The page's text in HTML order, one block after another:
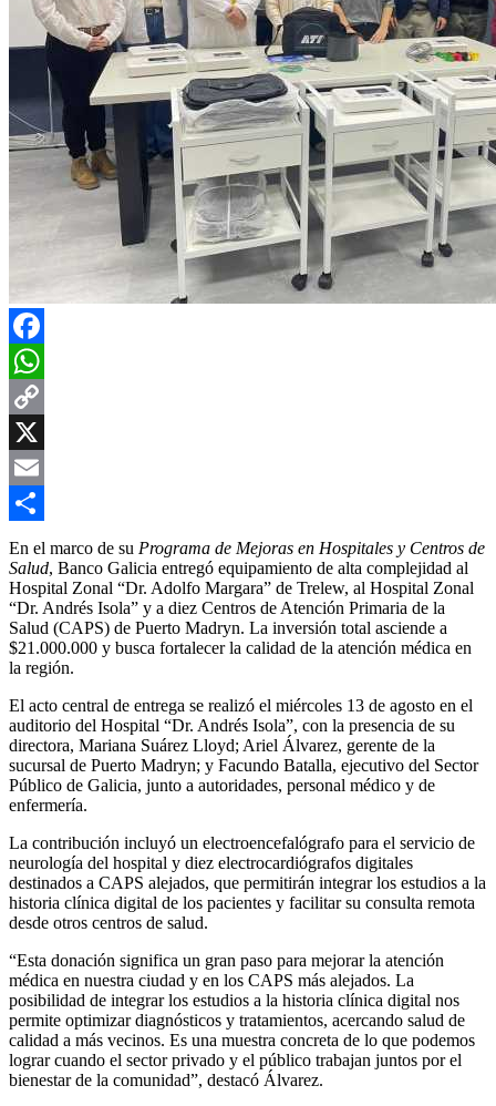
Facebook
WhatsApp
Copy
Link
X
Email
Compartir
En el marco de su Programa de Mejoras en Hospitales y Centros de
Salud, Banco Galicia entregó equipamiento de alta complejidad al
Hospital Zonal “Dr. Adolfo Margara” de Trelew, al Hospital Zonal
“Dr. Andrés Isola” y a diez Centros de Atención Primaria de la
Salud (CAPS) de Puerto Madryn. La inversión total asciende a
$21.000.000 y busca fortalecer la calidad de la atención médica en
la región.
El acto central de entrega se realizó el miércoles 13 de agosto en el
auditorio del Hospital “Dr. Andrés Isola”, con la presencia de su
directora, Mariana Suárez Lloyd; Ariel Álvarez, gerente de la
sucursal de Puerto Madryn; y Facundo Batalla, ejecutivo del Sector
Público de Galicia, junto a autoridades, personal médico y de
enfermería.
La contribución incluyó un electroencefalógrafo para el servicio de
neurología del hospital y diez electrocardiógrafos digitales
destinados a CAPS alejados, que permitirán integrar los estudios a la
historia clínica digital de los pacientes y facilitar su consulta remota
desde otros centros de salud.
“Esta donación significa un gran paso para mejorar la atención
médica en nuestra ciudad y en los CAPS más alejados. La
posibilidad de integrar los estudios a la historia clínica digital nos
permite optimizar diagnósticos y tratamientos, acercando salud de
calidad a más vecinos. Es una muestra concreta de lo que podemos
lograr cuando el sector privado y el público trabajan juntos por el
bienestar de la comunidad”, destacó Álvarez.